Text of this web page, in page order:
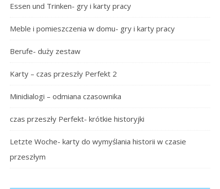
Essen und Trinken- gry i karty pracy
Meble i pomieszczenia w domu- gry i karty pracy
Berufe- duży zestaw
Karty – czas przeszły Perfekt 2
Minidialogi – odmiana czasownika
czas przeszły Perfekt- krótkie historyjki
Letzte Woche- karty do wymyślania historii w czasie
przeszłym